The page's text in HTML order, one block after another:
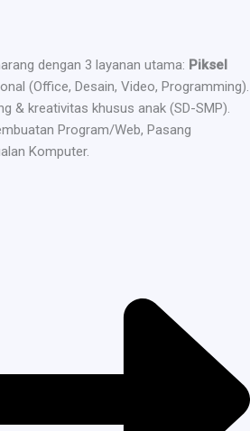
dengan 3 layanan utama: Piksel
(Office, Desain, Video, Programming).
& kreativitas khusus anak (SD-SMP).
Program/Web, Pasang
Komputer.